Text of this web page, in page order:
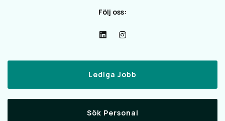
Följ oss:
Lediga Jobb
Sök Personal